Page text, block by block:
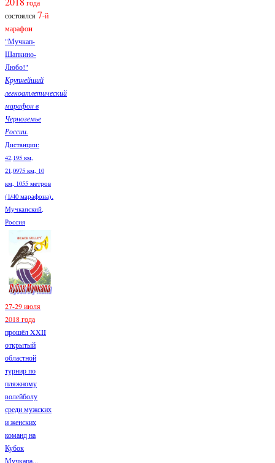
года
состоялся7-й
марафон
"Мучкап-
Шапкино-
Любо!"
Крупнейший
легкоатлетический
марафон в
Черноземье
России.
Дистанции:
42,195 км,
21,0975 км, 10
км, 1055 метров
(1/40 марафона).
Мучкапский,
Россия
27-29 июля
2018 года
прошёл XXII
открытый
областной
турнир по
пляжному
волейболу
среди мужских
и женских
команд на
Кубок
Мучкапа...